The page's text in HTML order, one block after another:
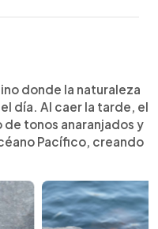
donde la
momento del día.
en un lienzo
que se reflejan
escenas
suelen aparecer
en busca de
cada visita
donde la naturaleza
día. Al caer la tarde, el
tonos anaranjados y
Pacífico, creando